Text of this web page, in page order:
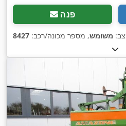
פנה
משומש, מספר מכונה/רכב: 8427